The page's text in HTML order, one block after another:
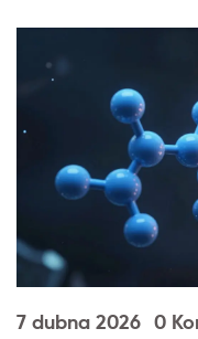
7 dubna 2026 0